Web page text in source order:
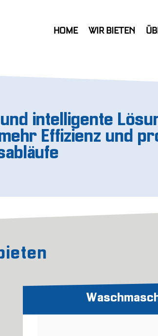
HOME WIR BIETEN
intelligente
Effizienz und